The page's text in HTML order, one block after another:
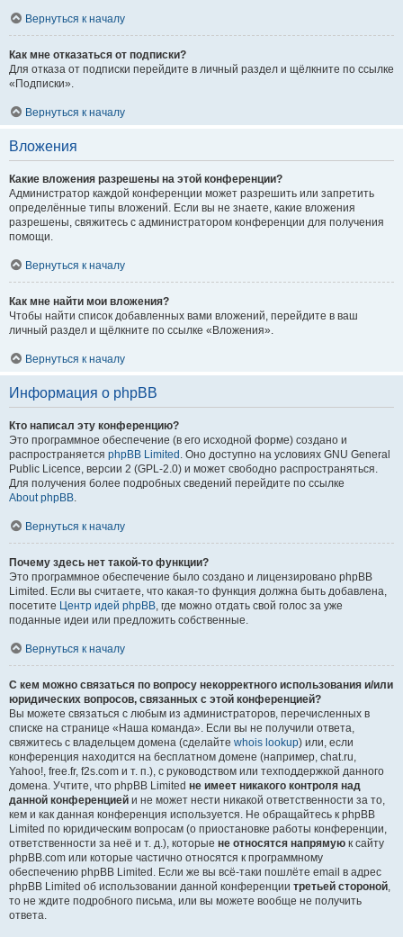
Вернуться к началу
Как мне отказаться от подписки?
Для отказа от подписки перейдите в личный раздел и щёлкните по ссылке
«Подписки».
Вернуться к началу
Вложения
Какие вложения разрешены на этой конференции?
Администратор каждой конференции может разрешить или запретить
определённые типы вложений. Если вы не знаете, какие вложения
разрешены, свяжитесь с администратором конференции для получения
помощи.
Вернуться к началу
Как мне найти мои вложения?
Чтобы найти список добавленных вами вложений, перейдите в ваш
личный раздел и щёлкните по ссылке «Вложения».
Вернуться к началу
Информация о phpBB
Кто написал эту конференцию?
Это программное обеспечение (в его исходной форме) создано и
распространяется phpBB Limited . Оно доступно на условиях GNU General
Public Licence, версии 2 (GPL-2.0) и может свободно распространяться.
Для получения более подробных сведений перейдите по ссылке
About phpBB.
Вернуться к началу
Почему здесь нет такой-то функции?
Это программное обеспечение было создано и лицензировано phpBB
Limited. Если вы считаете, что какая-то функция должна быть добавлена,
посетите Центр идей phpBB, где можно отдать свой голос за уже
поданные идеи или предложить собственные.
Вернуться к началу
С кем можно связаться по вопросу некорректного использования и/или
юридических вопросов, связанных с этой конференцией?
Вы можете связаться с любым из администраторов, перечисленных в
списке на странице «Наша команда». Если вы не получили ответа,
свяжитесь с владельцем домена (сделайте whois lookup) или, если
конференция находится на бесплатном домене (например, chat.ru,
Yahoo!, free.fr, f2s.com и т. п.), с руководством или техподдержкой данного
домена. Учтите, что phpBB Limited не имеет никакого контроля над
данной конференцией и не может нести никакой ответственности за то,
кем и как данная конференция используется. Не обращайтесь к phpBB
Limited по юридическим вопросам (о приостановке работы конференции,
ответственности за неё и т. д.), которые не относятся напрямую к сайту
phpBB.com или которые частично относятся к программному
обеспечению phpBB Limited. Если же вы всё-таки пошлёте email в адрес
phpBB Limited об использовании данной конференции третьей стороной,
то не ждите подробного письма, или вы можете вообще не получить
ответа.